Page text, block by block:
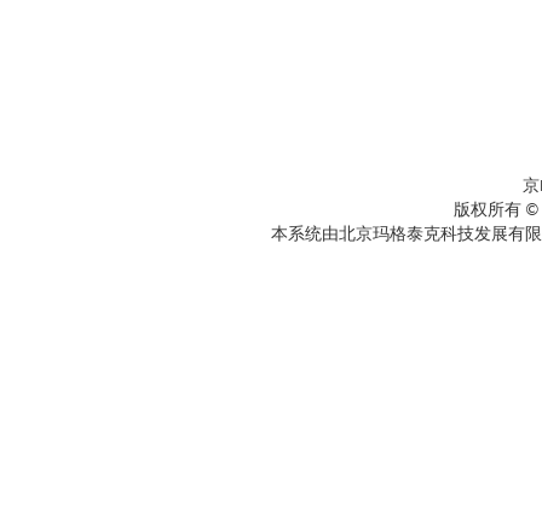
京
版权所有 ©
本系统由北京玛格泰克科技发展有